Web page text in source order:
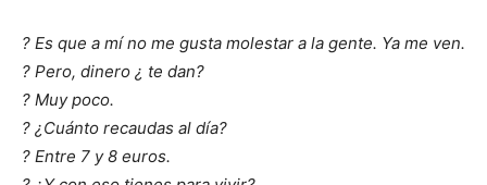
? Es que a mí no me gusta molestar a la gente. Ya me ven.
? Pero, dinero ¿ te dan?
? Muy poco.
? ¿Cuánto recaudas al día?
? Entre 7 y 8 euros.